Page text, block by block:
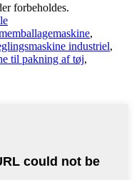
forbeholdes.
,
industriel,
til pakning af tøj,